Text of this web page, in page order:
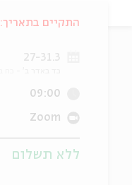
התקיים בתאריך:
27-31.3
09:00
Zoom
ללא תשלום